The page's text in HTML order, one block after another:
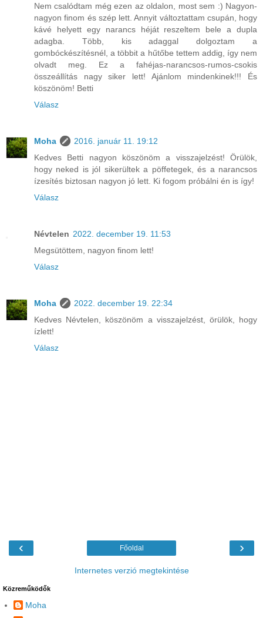
Nem csalódtam még ezen az oldalon, most sem :) Nagyon-
nagyon finom és szép lett. Annyit változtattam csupán, hogy
kávé helyett egy narancs héját reszeltem bele a dupla
adagba. Több, kis adaggal dolgoztam a
gombóckészítésnél, a többit a hűtőbe tettem addig, így nem
olvadt meg. Ez a fahéjas-narancsos-rumos-csokis
összeállítás nagy siker lett! Ajánlom mindenkinek!!! És
köszönöm! Betti
Válasz
Moha
2016. január 11. 19:12
Kedves Betti nagyon köszönöm a visszajelzést! Örülök,
hogy neked is jól sikerültek a pöffetegek, és a narancsos
ízesítés biztosan nagyon jó lett. Ki fogom próbálni én is így!
Válasz
Névtelen 2022. december 19. 11:53
Megsütöttem, nagyon finom lett!
Válasz
Moha
2022. december 19. 22:34
Kedves Névtelen, köszönöm a visszajelzést, örülök, hogy
ízlett!
Válasz
‹ ›
Főoldal
Internetes verzió megtekintése
Közreműködők
Moha